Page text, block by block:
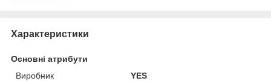
Характеристики
Основні атрибути
Виробник
YES